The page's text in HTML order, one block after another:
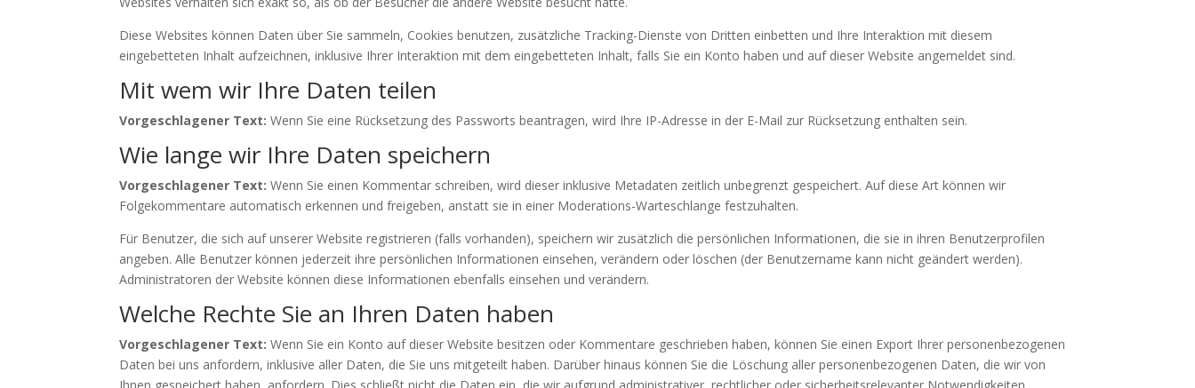
Diese Websites können Daten über Sie sammeln, Cookies benutzen, zusätzliche Tracking-Dienste von Dritten einbetten und Ihre Interaktion mit diesem
eingebetteten Inhalt aufzeichnen, inklusive Ihrer Interaktion mit dem eingebetteten Inhalt, falls Sie ein Konto haben und auf dieser Website angemeldet sind.
Mit wem wir Ihre Daten teilen
Vorgeschlagener Text:Wenn Sie eine Rücksetzung des Passworts beantragen, wird Ihre IP-Adresse in der E-Mail zur Rücksetzung enthalten sein.
Wie lange wir Ihre Daten speichern
Vorgeschlagener Text:Wenn Sie einen Kommentar schreiben, wird dieser inklusive Metadaten zeitlich unbegrenzt gespeichert. Auf diese Art können wir
Folgekommentare automatisch erkennen und freigeben, anstatt sie in einer Moderations-Warteschlange festzuhalten.
Für Benutzer, die sich auf unserer Website registrieren (falls vorhanden), speichern wir zusätzlich die persönlichen Informationen, die sie in ihren Benutzerprofilen
angeben. Alle Benutzer können jederzeit ihre persönlichen Informationen einsehen, verändern oder löschen (der Benutzername kann nicht geändert werden).
Administratoren der Website können diese Informationen ebenfalls einsehen und verändern.
Welche Rechte Sie an Ihren Daten haben
Vorgeschlagener Text:Wenn Sie ein Konto auf dieser Website besitzen oder Kommentare geschrieben haben, können Sie einen Export Ihrer personenbezogenen
Daten bei uns anfordern, inklusive aller Daten, die Sie uns mitgeteilt haben. Darüber hinaus können Sie die Löschung aller personenbezogenen Daten, die wir von